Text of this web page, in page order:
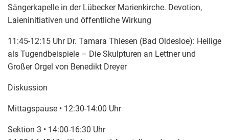
Sängerkapelle in der Lübecker Marienkirche. Devotion,
Laieninitiativen und öffentliche Wirkung
11:45-12:15 Uhr Dr. Tamara Thiesen (Bad Oldesloe): Heilige
als Tugendbeispiele – Die Skulpturen an Lettner und
Großer Orgel von Benedikt Dreyer
Diskussion
Mittagspause • 12:30-14:00 Uhr
Sektion 3 • 14:00-16:30 Uhr